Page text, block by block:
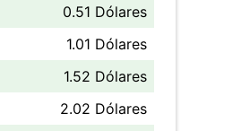
0.51 Dólares
1.01 Dólares
1.52 Dólares
2.02 Dólares